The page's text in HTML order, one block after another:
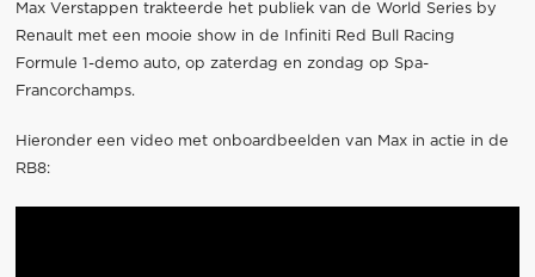
Max Verstappen trakteerde het publiek van de World Series by
Renault met een mooie show in de Infiniti Red Bull Racing
Formule 1-demo auto, op zaterdag en zondag op Spa-
Francorchamps.
Hieronder een video met onboardbeelden van Max in actie in de
RB8: